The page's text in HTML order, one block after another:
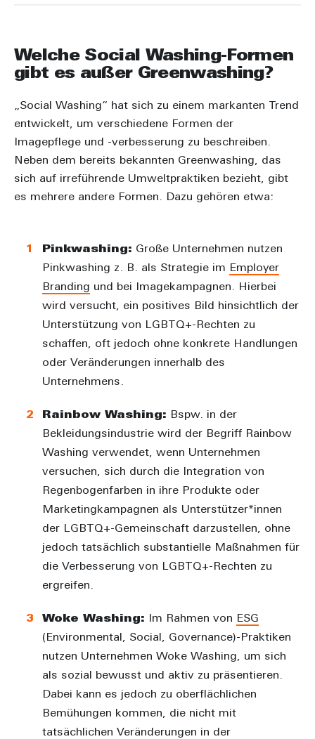
Welche Social Washing-Formen
gibt es außer Greenwashing?
„Social Washing“ hat sich zu einem markanten Trend
entwickelt, um verschiedene Formen der
Imagepflege und -verbesserung zu beschreiben.
Neben dem bereits bekannten Greenwashing, das
sich auf irreführende Umweltpraktiken bezieht, gibt
es mehrere andere Formen. Dazu gehören etwa:
Pinkwashing: Große Unternehmen nutzen
Pinkwashing z. B. als Strategie im Employer
Branding und bei Imagekampagnen. Hierbei
wird versucht, ein positives Bild hinsichtlich der
Unterstützung von LGBTQ+-Rechten zu
schaffen, oft jedoch ohne konkrete Handlungen
oder Veränderungen innerhalb des
Unternehmens.
Rainbow Washing: Bspw. in der
Bekleidungsindustrie wird der Begriff Rainbow
Washing verwendet, wenn Unternehmen
versuchen, sich durch die Integration von
Regenbogenfarben in ihre Produkte oder
Marketingkampagnen als Unterstützer*innen
der LGBTQ+-Gemeinschaft darzustellen, ohne
jedoch tatsächlich substantielle Maßnahmen für
die Verbesserung von LGBTQ+-Rechten zu
ergreifen.
Woke Washing: Im Rahmen von ESG
(Environmental, Social, Governance)-Praktiken
nutzen Unternehmen Woke Washing, um sich
als sozial bewusst und aktiv zu präsentieren.
Dabei kann es jedoch zu oberflächlichen
Bemühungen kommen, die nicht mit
tatsächlichen Veränderungen in der